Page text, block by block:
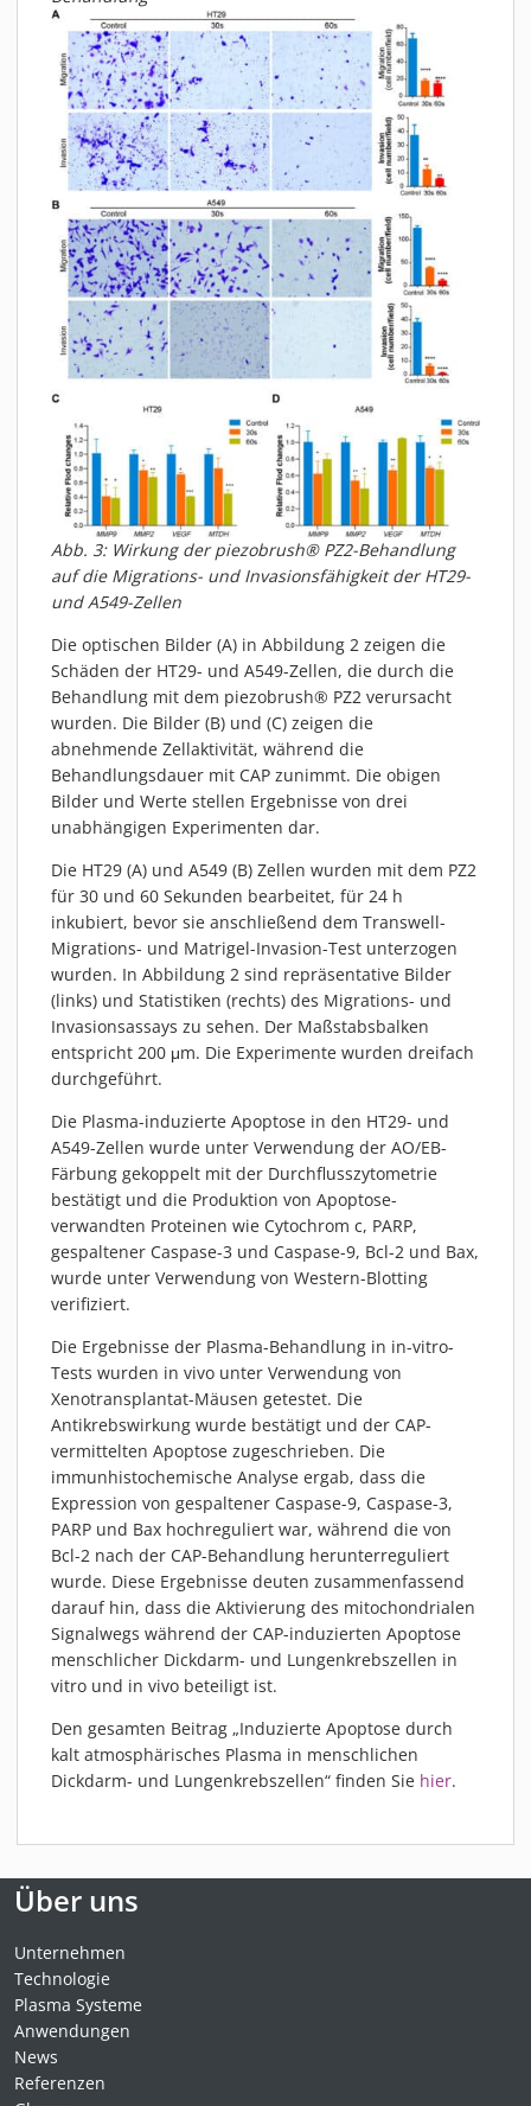
Abb. 3: Wirkung der piezobrush® PZ2-Behandlung
auf die Migrations- und Invasionsfähigkeit der HT29-
und A549-Zellen
Die optischen Bilder (A) in Abbildung 2 zeigen die
Schäden der HT29- und A549-Zellen, die durch die
Behandlung mit dem piezobrush® PZ2 verursacht
wurden. Die Bilder (B) und (C) zeigen die
abnehmende Zellaktivität, während die
Behandlungsdauer mit CAP zunimmt. Die obigen
Bilder und Werte stellen Ergebnisse von drei
unabhängigen Experimenten dar.
Die HT29 (A) und A549 (B) Zellen wurden mit dem PZ2
für 30 und 60 Sekunden bearbeitet, für 24 h
inkubiert, bevor sie anschließend dem Transwell-
Migrations- und Matrigel-Invasion-Test unterzogen
wurden. In Abbildung 2 sind repräsentative Bilder
(links) und Statistiken (rechts) des Migrations- und
Invasionsassays zu sehen. Der Maßstabsbalken
entspricht 200 μm. Die Experimente wurden dreifach
durchgeführt.
Die Plasma-induzierte Apoptose in den HT29- und
A549-Zellen wurde unter Verwendung der AO/EB-
Färbung gekoppelt mit der Durchflusszytometrie
bestätigt und die Produktion von Apoptose-
verwandten Proteinen wie Cytochrom c, PARP,
gespaltener Caspase-3 und Caspase-9, Bcl-2 und Bax,
wurde unter Verwendung von Western-Blotting
verifiziert.
Die Ergebnisse der Plasma-Behandlung in in-vitro-
Tests wurden in vivo unter Verwendung von
Xenotransplantat-Mäusen getestet. Die
Antikrebswirkung wurde bestätigt und der CAP-
vermittelten Apoptose zugeschrieben. Die
immunhistochemische Analyse ergab, dass die
Expression von gespaltener Caspase-9, Caspase-3,
PARP und Bax hochreguliert war, während die von
Bcl-2 nach der CAP-Behandlung herunterreguliert
wurde. Diese Ergebnisse deuten zusammenfassend
darauf hin, dass die Aktivierung des mitochondrialen
Signalwegs während der CAP-induzierten Apoptose
menschlicher Dickdarm- und Lungenkrebszellen in
vitro und in vivo beteiligt ist.
Den gesamten Beitrag „Induzierte Apoptose durch
kalt atmosphärisches Plasma in menschlichen
Dickdarm- und Lungenkrebszellen“ finden Sie hier.
Über uns
Unternehmen
Technologie
Plasma Systeme
Anwendungen
News
Referenzen